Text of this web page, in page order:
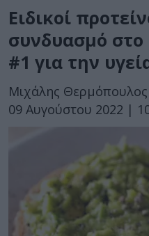
Ειδικοί
συνδυασμό
#1 για την
Μιχάλης Θερμόπουλος
09 Αυγούστου 2022 |